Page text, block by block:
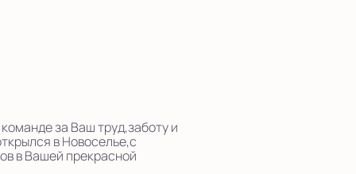
за Ваш труд,заботу и
в Новоселье,с
в Вашей прекрасной